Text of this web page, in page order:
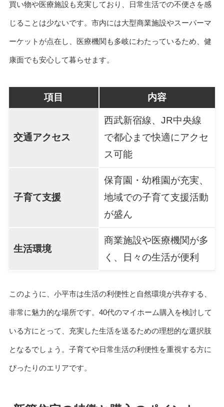
買い物や医療施設も充実しており、日常生活での不便さを感
じることは少ないです。市内には大型商業施設やスーパーマ
ーケットが点在し、医療機関も多岐にわたっているため、健
康面でも安心して暮らせます。
項目 内容
交通アクセス
西武新宿線、JR中央線
で都心まで快適にアクセ
ス可能
子育て支援
保育園・幼稚園が充実、
地域での子育て支援活動
が盛ん
生活環境
商業施設や医療機関が多
く、日々の生活が便利
このように、小平市は生活の利便性と自然環境が共存する、
非常に魅力的な場所です。40代のマイホーム購入を検討して
いる方にとって、充実した生活を送るための理想的な選択肢
となるでしょう。子育てや日常生活の利便性を重視する方に
ぴったりのエリアです。